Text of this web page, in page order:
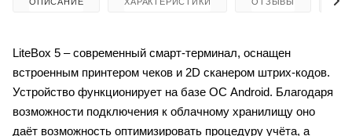
LiteBox 5 – современный смарт-терминал, оснащен
встроенным принтером чеков и 2D сканером штрих-кодов.
Устройство функционирует на базе ОС Android. Благодаря
возможности подключения к облачному хранилищу оно
даёт возможность оптимизировать процедуру учёта, а